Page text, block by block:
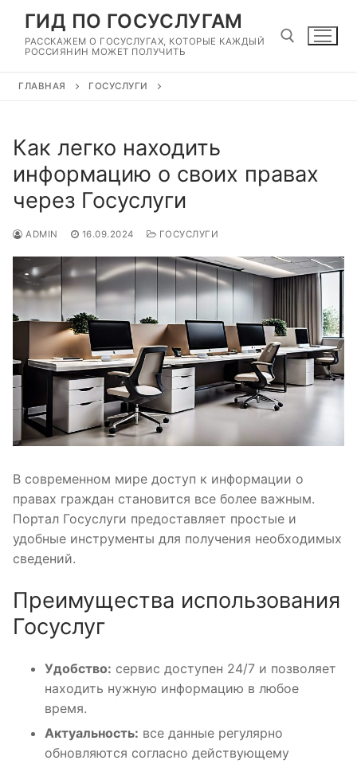
Перейти
содержимому
ГИД ПО ГОСУСЛУГАМ
РАССКАЖЕМ О ГОСУСЛУГАХ, КОТОРЫЕ КАЖДЫЙ
РОССИЯНИН МОЖЕТ ПОЛУЧИТЬ
ГЛАВНАЯ ГОСУСЛУГИ
Как легко находить
информацию о своих правах
через Госуслуги
ADMIN 16.09.2024 ГОСУСЛУГИ
В современном мире доступ к информации о
правах граждан становится все более важным.
Портал Госуслуги предоставляет простые и
удобные инструменты для получения необходимых
сведений.
Преимущества использования
Госуслуг
Удобство: сервис доступен 24/7 и позволяет
находить нужную информацию в любое
время.
Актуальность: все данные регулярно
обновляются согласно действующему